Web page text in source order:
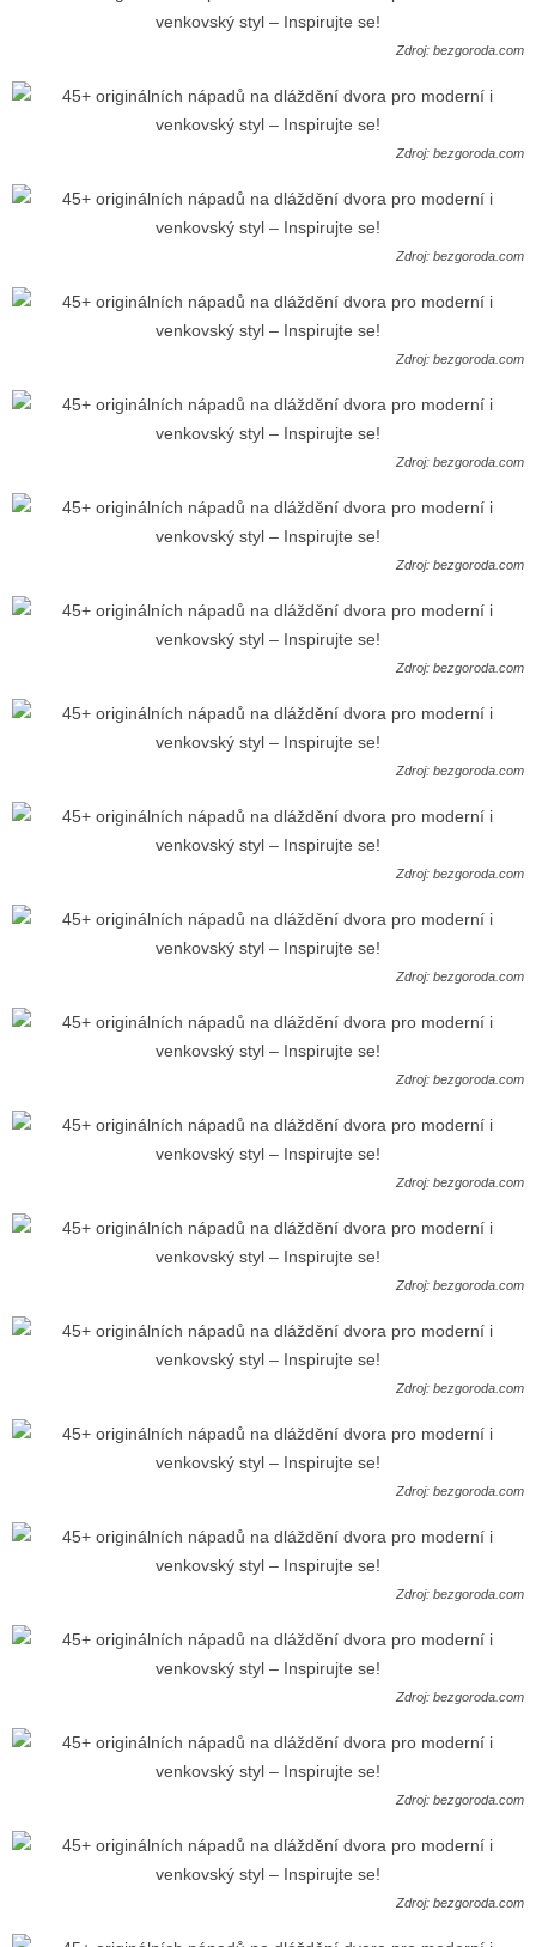
Zdroj: bezgoroda.com
Zdroj: bezgoroda.com
Zdroj: bezgoroda.com
Zdroj: bezgoroda.com
Zdroj: bezgoroda.com
Zdroj: bezgoroda.com
Zdroj: bezgoroda.com
Zdroj: bezgoroda.com
Zdroj: bezgoroda.com
Zdroj: bezgoroda.com
Zdroj: bezgoroda.com
Zdroj: bezgoroda.com
Zdroj: bezgoroda.com
Zdroj: bezgoroda.com
Zdroj: bezgoroda.com
Zdroj: bezgoroda.com
Zdroj: bezgoroda.com
Zdroj: bezgoroda.com
Zdroj: bezgoroda.com